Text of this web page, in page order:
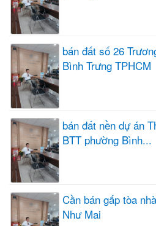
bán đất số 26
Bình Trưng TPHCM
bán đất nền dự án
BTT phường Bình...
Cần bán gấp tòa
Như Mai